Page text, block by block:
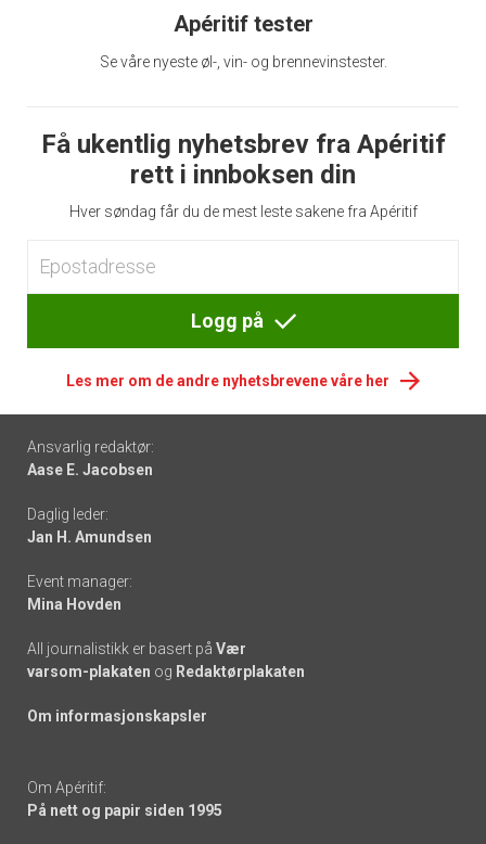
Apéritif tester
Se våre nyeste øl-, vin- og brennevinstester.
Få ukentlig nyhetsbrev fra Apéritif
rett i innboksen din
Hver søndag får du de mest leste sakene fra Apéritif
Logg på
Les mer om de andre nyhetsbrevene våre her
Footer
-
links
Ansvarlig redaktør:
Aase E. Jacobsen
Daglig leder:
Jan H. Amundsen
Event manager:
Mina Hovden
All journalistikk er basert på Vær
varsom-plakaten og Redaktørplakaten
Om informasjonskapsler
Om Apéritif:
På nett og papir siden 1995